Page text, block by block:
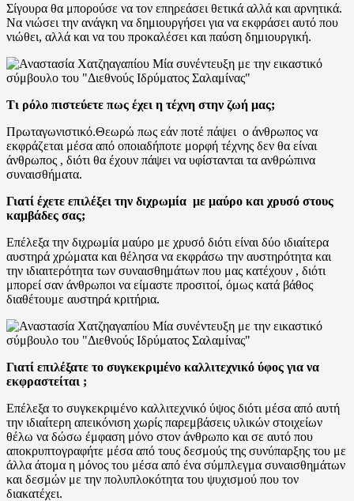
Σίγουρα θα μπορούσε να τον επηρεάσει θετικά αλλά και αρνητικά.
Να νιώσει την ανάγκη να δημιουργήσει για να εκφράσει αυτό που
νιώθει, αλλά και να του προκαλέσει και παύση δημιουργική.
Τι ρόλο πιστεύετε πως έχει η τέχνη στην ζωή μας;
Πρωταγωνιστικό.Θεωρώ πως εάν ποτέ πάψει ο άνθρωπος να
εκφράζεται μέσα από οποιαδήποτε μορφή τέχνης δεν θα είναι
άνθρωπος , διότι θα έχουν πάψει να υφίστανται τα ανθρώπινα
συναισθήματα.
Γιατί έχετε επιλέξει την διχρωμία με μαύρο και χρυσό στους
καμβάδες σας;
Επέλεξα την διχρωμία μαύρο με χρυσό διότι είναι δύο ιδιαίτερα
αυστηρά χρώματα και θέλησα να εκφράσω την αυστηρότητα και
την ιδιαιτερότητα των συναισθημάτων που μας κατέχουν , διότι
μπορεί σαν άνθρωποι να είμαστε προσιτοί, όμως κατά βάθος
διαθέτουμε αυστηρά κριτήρια.
Γιατί επιλέξατε το συγκεκριμένο καλλιτεχνικό ύφος για να
εκφραστείται ;
Επέλεξα το συγκεκριμένο καλλιτεχνικό ύψος διότι μέσα από αυτή
την ιδιαίτερη απεικόνιση χωρίς παρεμβάσεις υλικών στοιχείων
θέλω να δώσω έμφαση μόνο στον άνθρωπο και σε αυτό που
αποκρυπτογραφήτε μέσα από τους δεσμούς της συνύπαρξης του με
άλλα άτομα η μόνος του μέσα από ένα σύμπλεγμα συναισθημάτων
και δεσμών με την πολυπλοκότητα του ψυχισμού που τον
διακατέχει.